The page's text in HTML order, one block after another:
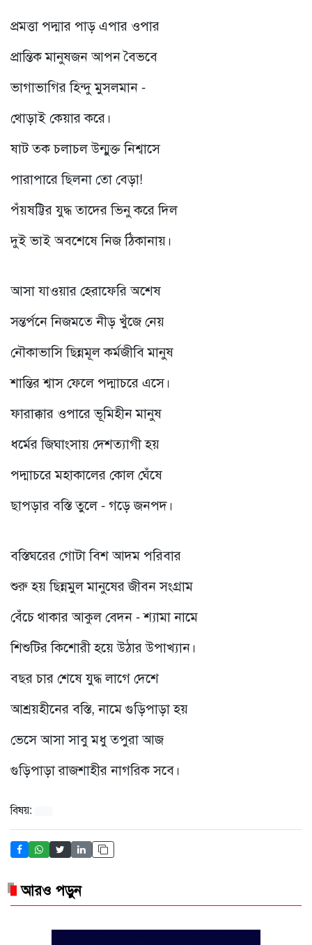
প্রমত্তা পদ্মার পাড় এপার ওপার
প্রান্তিক মানুষজন আপন বৈভবে
ভাগাভাগির হিন্দু মুসলমান -
থোড়াই কেয়ার করে।
ষাট তক চলাচল উন্মুক্ত নিশ্বাসে
পারাপারে ছিলনা তো বেড়া!
পঁয়ষট্টির যুদ্ধ তাদের ভিনু করে দিল
দুই ভাই অবশেষে নিজ ঠিকানায়।
আসা যাওয়ার হেরাফেরি অশেষ
সন্তর্পনে নিজমতে নীড় খুঁজে নেয়
নৌকাভাসি ছিন্নমূল কর্মজীবি মানুষ
শান্তির শ্বাস ফেলে পদ্মাচরে এসে।
ফারাক্কার ওপারে ভূমিহীন মানুষ
ধর্মের জিঘাংসায় দেশত্যাগী হয়
পদ্মাচরে মহাকালের কোল ঘেঁষে
ছাপড়ার বস্তি তুলে - গড়ে জনপদ।
বস্তিঘরের গোটা বিশ আদম পরিবার
শুরু হয় ছিন্নমুল মানুষের জীবন সংগ্রাম
বেঁচে থাকার আকুল বেদন - শ্যামা নামে
শিশুটির কিশোরী হয়ে উঠার উপাখ্যান।
বছর চার শেষে যুদ্ধ লাগে দেশে
আশ্রয়হীনের বস্তি, নামে গুড়িপাড়া হয়
ভেসে আসা সাবু মধু তপুরা আজ
গুড়িপাড়া রাজশাহীর নাগরিক সবে।
বিষয়:
আরও পড়ুন